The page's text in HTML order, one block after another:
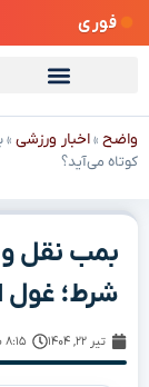
فوری
واضح »اخبار ورزشی »
کوتاه می‌آید؟
بمب نقل و
شرط؛ غول
تیر ۲۲, ۱۴۰۴ ۸:۱۵ ب٫ظ